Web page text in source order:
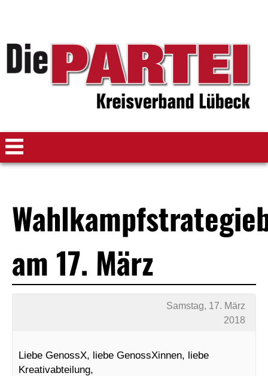
am 17. März
Samstag, 17. März
2018
Liebe GenossX, liebe GenossXinnen, liebe
Kreativabteilung,